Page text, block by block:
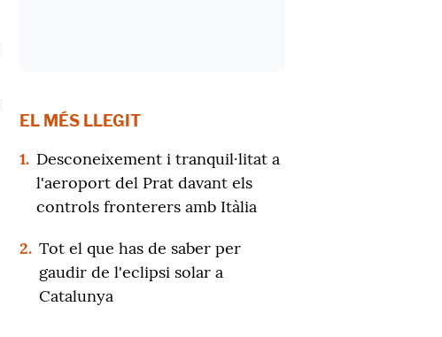
EL MÉS LLEGIT
1. Desconeixement i tranquil·litat a
l'aeroport del Prat davant els
controls fronterers amb Itàlia
2. Tot el que has de saber per
gaudir de l'eclipsi solar a
Catalunya